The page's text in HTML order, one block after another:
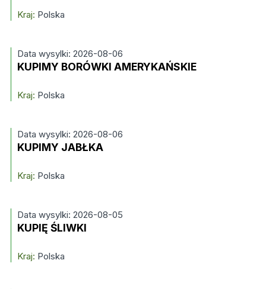
Kraj: Polska
Data wysylki: 2026-08-06
KUPIMY BORÓWKI AMERYKAŃSKIE
Kraj: Polska
Data wysylki: 2026-08-06
KUPIMY JABŁKA
Kraj: Polska
Data wysylki: 2026-08-05
KUPIĘ ŚLIWKI
Kraj: Polska